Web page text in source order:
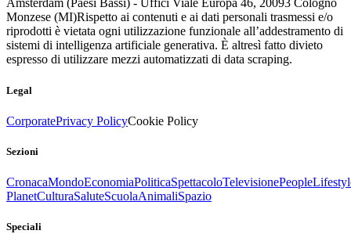
Amsterdam (Paesi Bassi) - Uffici Viale Europa 46, 20093 Cologno
Monzese (MI)Rispetto ai contenuti e ai dati personali trasmessi e/o
riprodotti è vietata ogni utilizzazione funzionale all’addestramento di
sistemi di intelligenza artificiale generativa. È altresì fatto divieto
espresso di utilizzare mezzi automatizzati di data scraping.
Legal
CorporatePrivacy PolicyCookie Policy
Sezioni
CronacaMondoEconomiaPoliticaSpettacoloTelevisionePeople
PlanetCulturaSaluteScuolaAnimaliSpazio
Speciali